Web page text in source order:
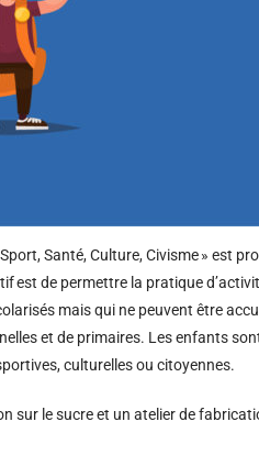
Santé, Culture, Civisme » est
est de permettre la pratique
mais qui ne peuvent être
et de primaires. Les enfants
culturelles ou citoyennes.
sur le sucre et un atelier de